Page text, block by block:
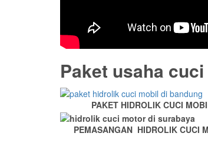
Paket usaha
PAKET HIDROLIK CUCI
PEMASANGAN HIDROLIK CUCI